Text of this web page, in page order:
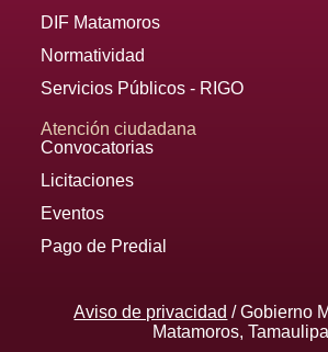
DIF Matamoros
Normatividad
Servicios Públicos - RIGO
Atención ciudadana
Convocatorias
Licitaciones
Eventos
Pago de Predial
Aviso de privacidad / Gobierno
Matamoros,